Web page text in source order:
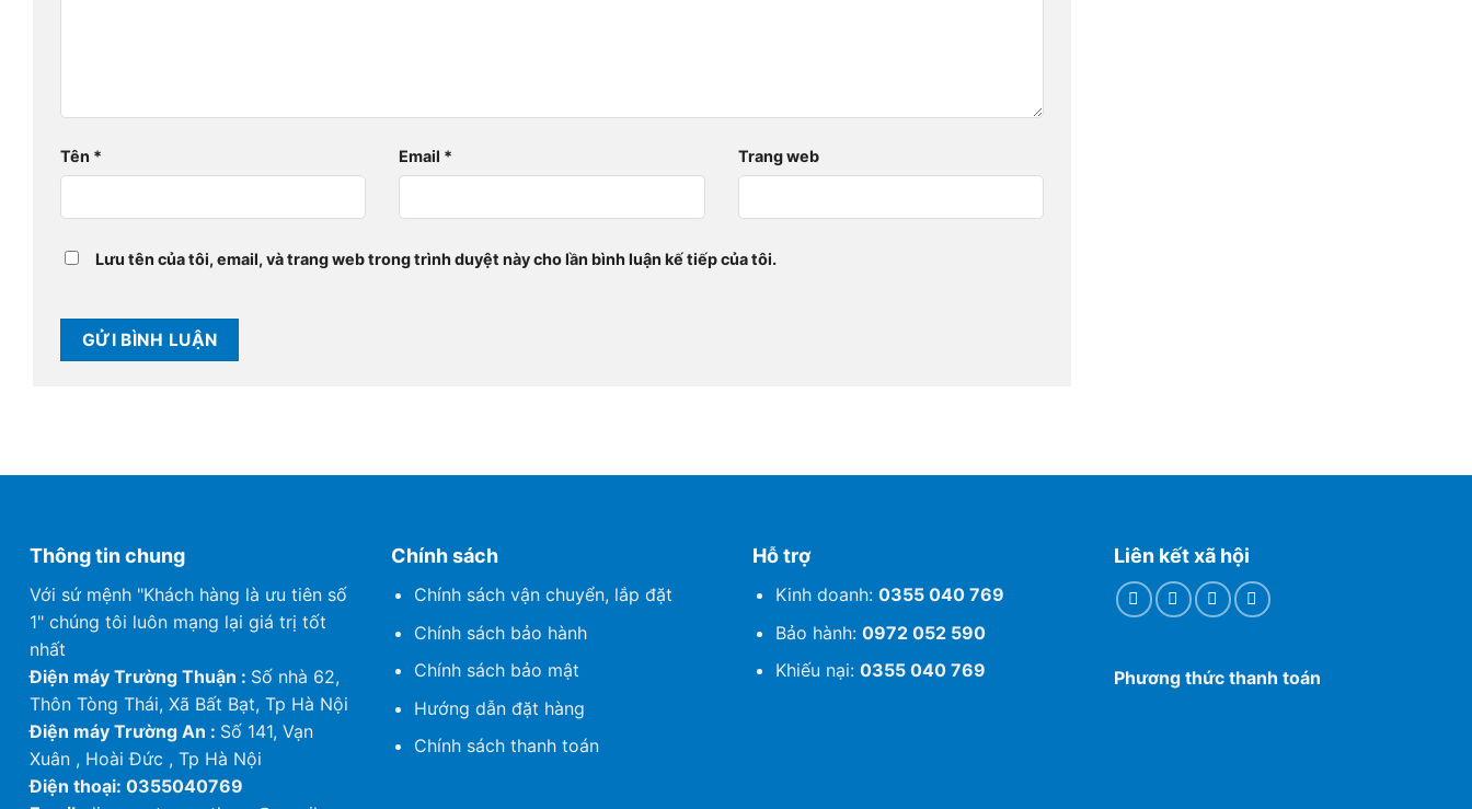
Tên * Email * Trang web
Lưu tên của tôi, email, và trang web trong trình duyệt này cho lần bình luận kế tiếp của tôi.
Thông tin chung
Với sứ mệnh "Khách hàng là ưu tiên số
1" chúng tôi luôn mạng lại giá trị tốt
nhất
Điện máy Trường Thuận : Số nhà 62,
Thôn Tòng Thái, Xã Bất Bạt, Tp Hà Nội
Điện máy Trường An : Số 141, Vạn
Xuân , Hoài Đức , Tp Hà Nội
Điện thoại: 0355040769
Chính sách
Chính sách vận chuyển, lắp đặt
Chính sách bảo hành
Chính sách bảo mật
Hướng dẫn đặt hàng
Chính sách thanh toán
Hỗ trợ
Kinh doanh: 0355 040 769
Bảo hành: 0972 052 590
Khiếu nại: 0355 040 769
Liên kết xã hội
Phương thức thanh toán